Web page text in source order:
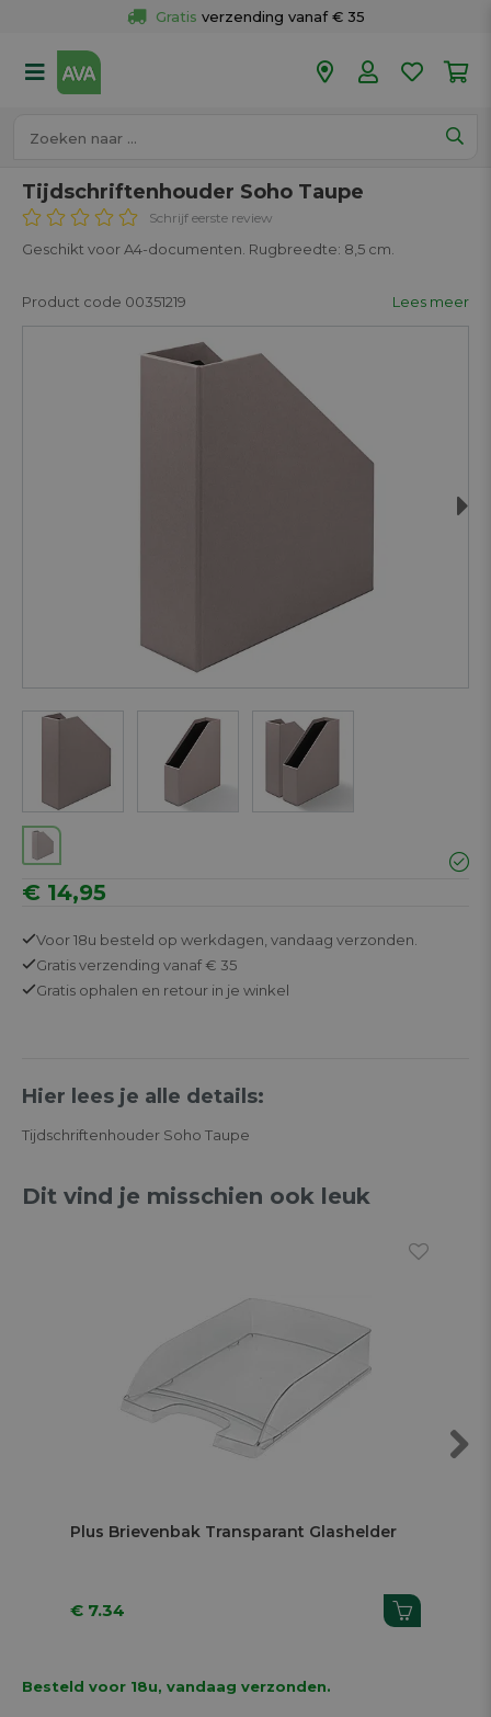
Gratis verzending vanaf € 35
50 winkels
Tijdschriftenhouder Soho Taupe
Schrijf eerste review
Geschikt voor A4-documenten. Rugbreedte: 8,5 cm.
Product code 00351219 Lees meer
€ 14,95
Voor 18u besteld op werkdagen, vandaag verzonden.
Gratisverzending vanaf € 35
Gratis ophalen en retour in je winkel
Hier lees je alle details:
Tijdschriftenhouder Soho Taupe
Dit vind je misschien ook leuk
Plus Brievenbak Transparant Glashelder
€ 7.34
Besteld voor 18u, vandaag verzonden.